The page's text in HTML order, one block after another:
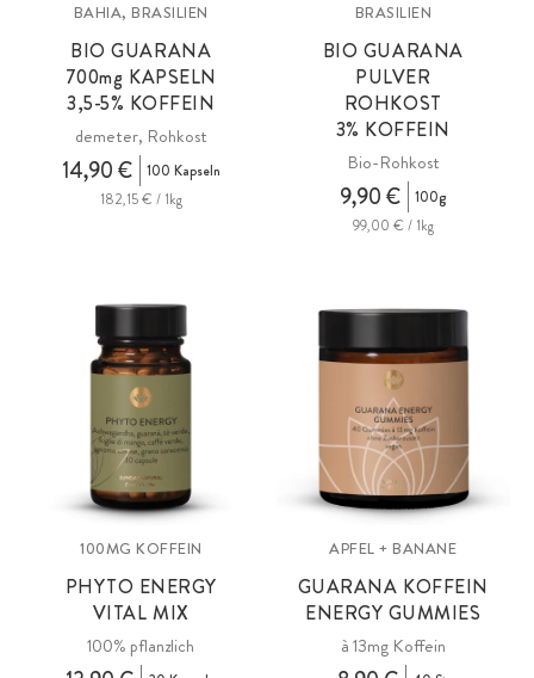
BAHIA, BRASILIEN
BIO GUARANA
700mg KAPSELN
3,5-5% KOFFEIN
demeter, Rohkost
14,90 €
100 Kapseln
182,15 € / 1kg
BRASILIEN
BIO GUARANA
PULVER
ROHKOST
3% KOFFEIN
Bio-Rohkost
9,90 €
100g
99,00 € / 1kg
100MG KOFFEIN
PHYTO ENERGY
VITAL MIX
100% pflanzlich
APFEL + BANANE
GUARANA KOFFEIN
ENERGY GUMMIES
à 13mg Koffein